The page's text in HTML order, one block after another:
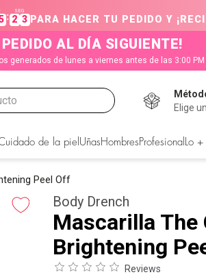
:
SEG
2 3 PARA HACER TU PEDIDO Y
PEDIDO AL DÍA SIGUIENTE!
generados de lunes a viernes antes de las 3:00 PM
producto
Elige
de la piel Uñas Hombres Profesional Lo
Peel Off
Body Drench
Mascarilla The
Brightening
Reviews